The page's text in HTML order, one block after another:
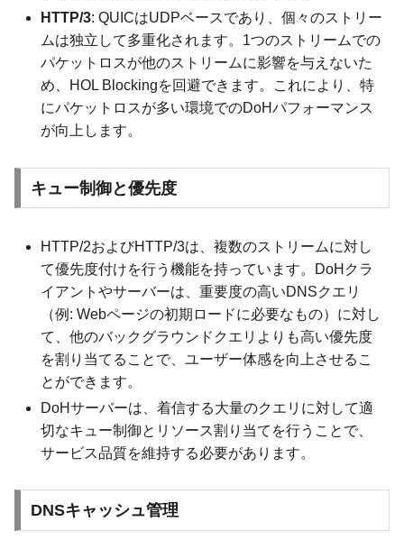
HTTP/3: QUICはUDPベースであり、個々のストリー
ムは独立して多重化されます。1つのストリームでの
パケットロスが他のストリームに影響を与えないた
め、HOL Blockingを回避できます。これにより、特
にパケットロスが多い環境でのDoHパフォーマンス
が向上します。
キュー制御と優先度
HTTP/2およびHTTP/3は、複数のストリームに対し
て優先度付けを行う機能を持っています。DoHクラ
イアントやサーバーは、重要度の高いDNSクエリ
（例: Webページの初期ロードに必要なもの）に対し
て、他のバックグラウンドクエリよりも高い優先度
を割り当てることで、ユーザー体感を向上させるこ
とができます。
DoHサーバーは、着信する大量のクエリに対して適
切なキュー制御とリソース割り当てを行うことで、
サービス品質を維持する必要があります。
DNSキャッシュ管理